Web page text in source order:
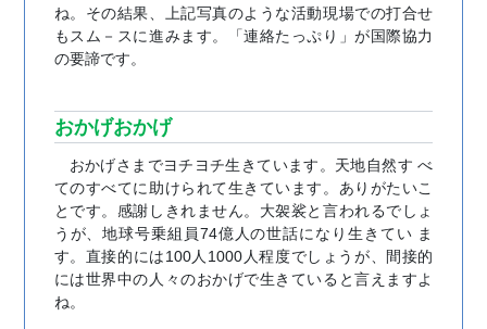
ね。その結果、上記写真のような活動現場での打合せ
もスム－スに進みます。「連絡たっぷり」が国際協力
の要諦です。
おかげおかげ
おかげさまでヨチヨチ生きています。天地自然す べ
てのすべてに助けられて生きています。ありがたいこ
とです。感謝しきれません。大袈裟と言われるでしょ
うが、地球号乗組員74億人の世話になり生きてい ま
す。直接的には100人1000人程度でしょうが、間接的
には世界中の人々のおかげで生きていると言えますよ
ね。